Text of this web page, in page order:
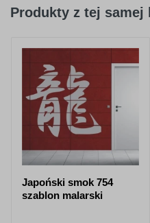
Produkty z tej samej
Japoński smok 754
szablon malarski